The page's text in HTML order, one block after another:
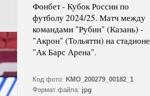
Фонбет - Кубок России по
футболу 2024/25. Матч между
командами "Рубин" (Казань) -
"Акрон" (Тольятти) на стадионе
"Ак Барс Арена".
Код фото: KMO_200279_00182_1
Формат файла: jpg